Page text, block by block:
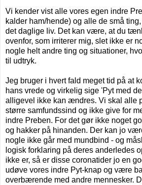
Vi kender vist alle vores egen indre
kalder ham/hende) og alle de små
det daglige liv. Det kan være, at du
ovenfor, som irriterer mig, slet ikke er
nogle helt andre ting og situationer,
til udtryk.
Jeg bruger i hvert fald meget tid på at
hans vrede og virkelig sige 'Pyt med
alligevel ikke kan ændres. Vi skal alle
større samfundssind og ikke give for
indre Preben. For det gør ikke noget
og hakker på hinanden. Der kan jo
nogle ikke går med mundbind - og
logisk forklaring på deres anderledes
ikke er, så er disse coronatider jo en
udøve vores indre Pyt-knap og være
overbærende med andre mennesker.